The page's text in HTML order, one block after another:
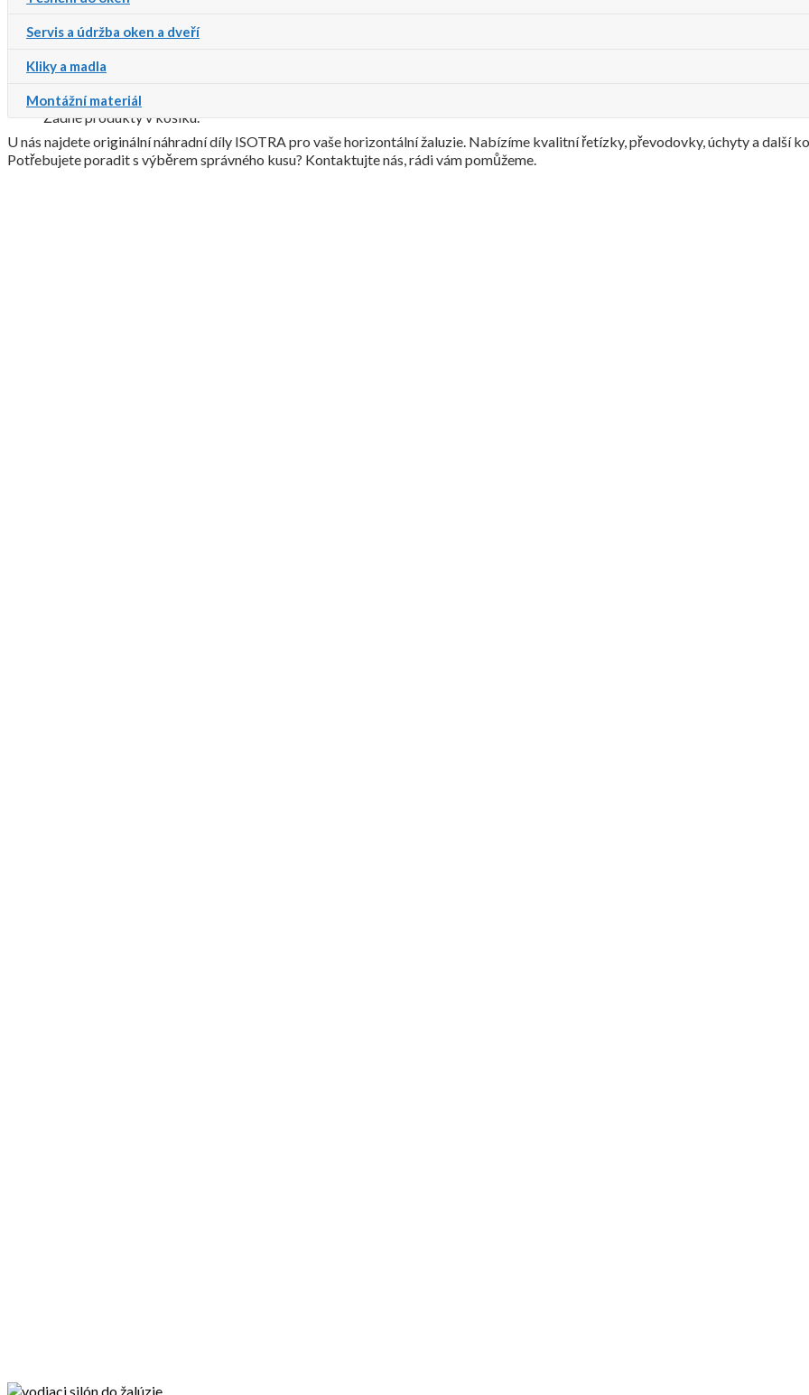
Žádné produkty v košíku.
Servis a údržba oken a dveří
Kliky a madla
Montážní materiál
U nás najdete originální náhradní díly ISOTRA pro vaše horizontální žaluzie. Nabízíme kvalitní řetízky, převodovky, úchyty a další
Potřebujete poradit s výběrem správného kusu? Kontaktujte nás, rádi vám pomůžeme.